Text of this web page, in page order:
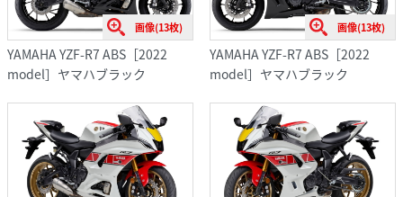
画像(13枚)
YAMAHA YZF-R7 ABS［2022
model］ヤマハブラック
画像(13枚)
YAMAHA YZF-R7 ABS［2022
model］ヤマハブラック